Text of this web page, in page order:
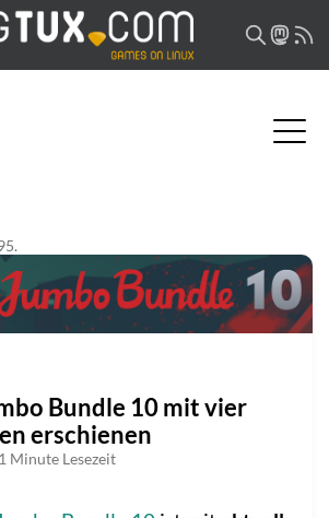
Bundle 10 mit vier
erschienen
1 Minute Lesezeit